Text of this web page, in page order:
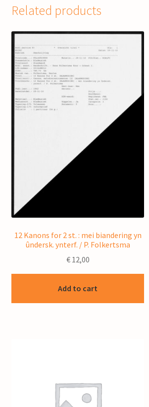
Related products
12 Kanons for 2 st. : mei biandering yn
ûndersk. ynterf. / P. Folkertsma
€12,00
Add to cart